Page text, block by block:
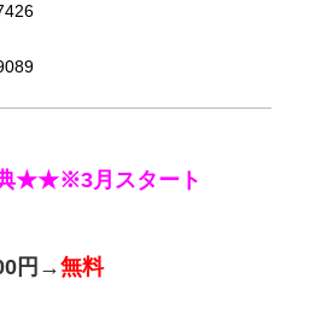
★★※3月スタート
円→無料